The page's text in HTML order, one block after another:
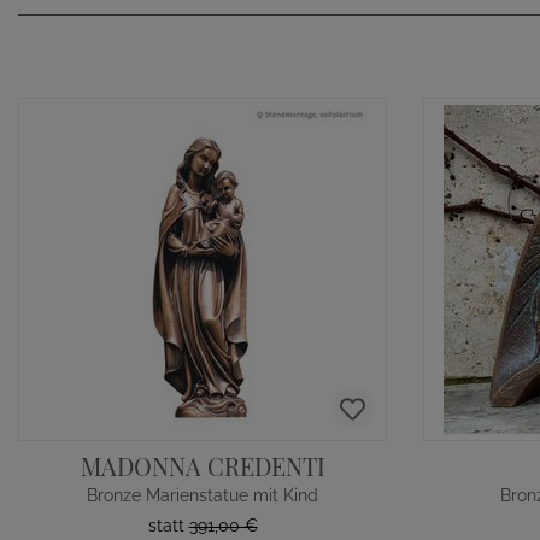
MADONNA CREDENTI
Bronze Marienstatue mit Kind
statt391,00 €